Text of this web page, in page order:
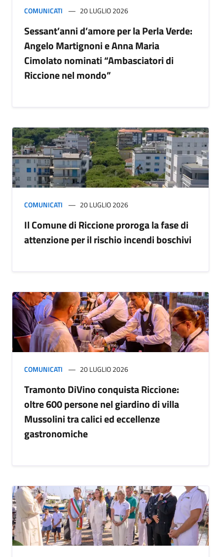
COMUNICATI 20 LUGLIO 2026
Sessant’anni d’amore per la Perla Verde:
Angelo Martignoni e Anna Maria
Cimolato nominati “Ambasciatori di
Riccione nel mondo”
COMUNICATI 20 LUGLIO 2026
Il Comune di Riccione proroga la fase di
attenzione per il rischio incendi boschivi
COMUNICATI 20 LUGLIO 2026
Tramonto DiVino conquista Riccione:
oltre 600 persone nel giardino di villa
Mussolini tra calici ed eccellenze
gastronomiche